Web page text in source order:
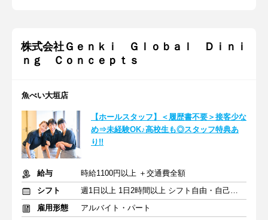
株式会社Ｇｅｎｋｉ Ｇｌｏｂａｌ Ｄｉｎｉ
ｎｇ Ｃｏｎｃｅｐｔｓ
魚べい大垣店
【ホールスタッフ】＜履歴書不要＞接客少な
め⇒未経験OK♪高校生も◎スタッフ特典あ
り!!
給与
時給1100円以上 ＋交通費全額
シフト
週1日以上 1日2時間以上 シフト自由・自己申告
雇用形態
アルバイト・パート